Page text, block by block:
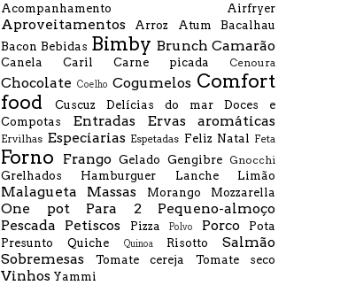
Acompanhamento Airfryer
Aproveitamentos Arroz Atum
Bacalhau
Bacon Bebidas Bimby Brunch Camarão
Canela Caril Carne picada Cenoura
Chocolate Coelho Cogumelos Comfort
food
Cuscuz Delícias do mar
Doces e
Compotas
Entradas Ervas aromáticas
Ervilhas Especiarias Espetadas Feliz Natal Feta
Forno Frango Gelado Gengibre Gnocchi
Grelhados Hamburguer Lanche Limão
Malagueta Massas Morango Mozzarella
One pot Para 2
Pequeno-almoço
Pescada
Petiscos Pizza Polvo Porco
Pota
Presunto
Quiche Quinoa Risotto
Salmão
Sobremesas
Tomate cereja Tomate seco
Vinhos Yammi